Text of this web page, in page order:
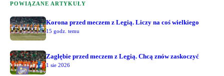
POWIĄZANE ARTYKUŁY
Korona przed meczem z Legią. Liczy na coś wielkiego
15 godz. temu
Zagłębie przed meczem z Legią. Chcą znów zaskoczyć
1 sie 2026